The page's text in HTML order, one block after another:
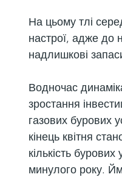
На цьому тлі
настрої, адже до
надлишкові
Водночас
зростання
газових бурових
кінець квітня
кількість
минулого року.